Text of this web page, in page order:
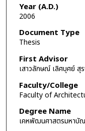
Year (A.D.)
2006
Document Type
Thesis
First Advisor
เสาวลักษณ์ เลิศบุศย์ สุ
Faculty/College
Faculty of
Degree Name
เคหพัฒนศาสตรมหาบั